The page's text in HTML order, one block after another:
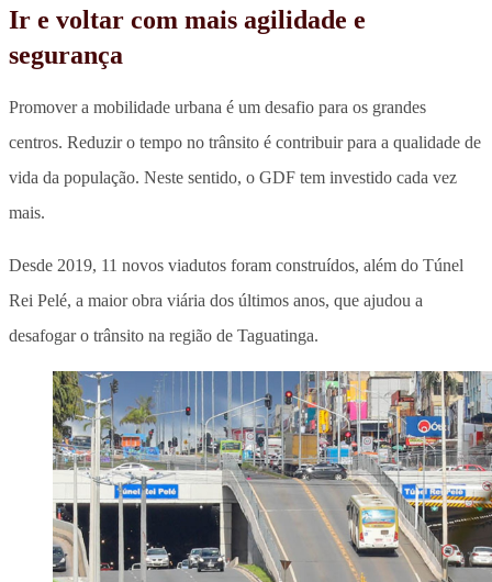
Ir e voltar com mais agilidade e
segurança
Promover a mobilidade urbana é um desafio para os grandes
centros. Reduzir o tempo no trânsito é contribuir para a qualidade de
vida da população. Neste sentido, o GDF tem investido cada vez
mais.
Desde 2019, 11 novos viadutos foram construídos, além do Túnel
Rei Pelé, a maior obra viária dos últimos anos, que ajudou a
desafogar o trânsito na região de Taguatinga.